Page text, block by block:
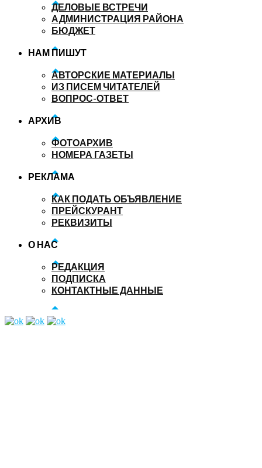
ДЕЛОВЫЕ ВСТРЕЧИ
АДМИНИСТРАЦИЯ РАЙОНА
БЮДЖЕТ
НАМ ПИШУТ
АВТОРСКИЕ МАТЕРИАЛЫ
ИЗ ПИСЕМ ЧИТАТЕЛЕЙ
ВОПРОС-ОТВЕТ
АРХИВ
ФОТОАРХИВ
НОМЕРА ГАЗЕТЫ
РЕКЛАМА
КАК ПОДАТЬ ОБЪЯВЛЕНИЕ
ПРЕЙСКУРАНТ
РЕКВИЗИТЫ
О НАС
РЕДАКЦИЯ
ПОДПИСКА
КОНТАКТНЫЕ ДАННЫЕ